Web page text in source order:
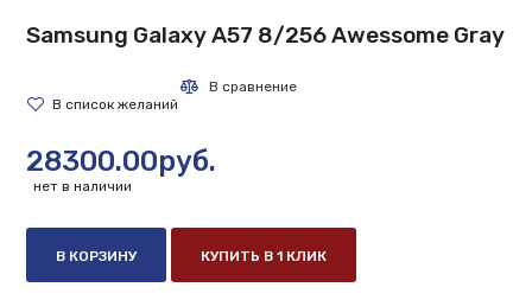
Samsung Galaxy A57 8/256 Awessome Gray
28300.00руб.
нет в наличии
В КОРЗИНУ КУПИТЬ В 1 КЛИК